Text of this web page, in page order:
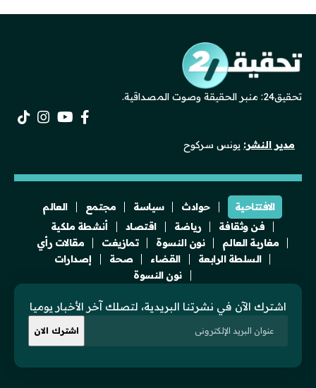
تحقيق24: منبر الحقيقة وصوت المصداقية.
مدير النشر: يونس سركوح
الافتتاحية حوادث سياسة مجتمع
العالم
فن وثقافة
رياضة اقتصاد
أنشطة ملكية
مغاربة العالم
نون النسوة تمازيغت
مقالات رأي
السلطة الرابعة
القضاء صحة
إصدارات
نون النسوة
اشترك الآن في نشرتنا البريدية، لتصلك آخر الأخبار يوميا